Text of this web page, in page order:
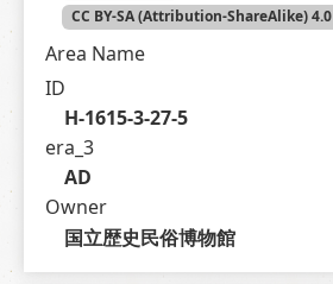
CC BY-SA (Attribution-ShareAlike) 4.0
Area Name
ID
H-1615-3-27-5
era_3
AD
Owner
国立歴史民俗博物館